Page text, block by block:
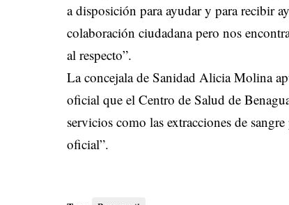
a disposición para ayudar y para recibir
colaboración ciudadana pero nos
al respecto”.
La concejala de Sanidad Alicia Molina
oficial que el Centro de Salud de
servicios como las extracciones de
oficial”.